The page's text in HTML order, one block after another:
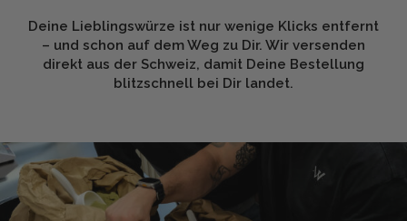
Deine Lieblingswürze ist nur wenige Klicks entfernt
– und schon auf dem Weg zu Dir. Wir versenden
direkt aus der Schweiz, damit Deine Bestellung
blitzschnell bei Dir landet.